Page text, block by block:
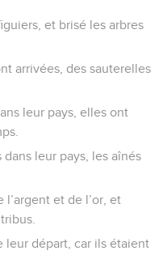
et brisé les arbres
arrivées, des sauterelles
leur pays, elles ont
leur pays, les aînés
et de l’or, et
leur départ, car ils étaient